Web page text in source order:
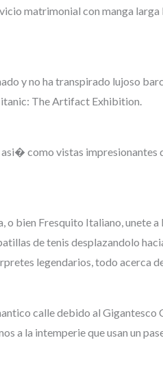
matrimonial con manga larga
y no ha transpirado lujoso
The Artifact Exhibition.
como vistas impresionantes
o bien Fresquito Italiano, unete
de tenis desplazandolo
legendarios, todo acerca
calle debido al Gigantesco
a la intemperie que usan un